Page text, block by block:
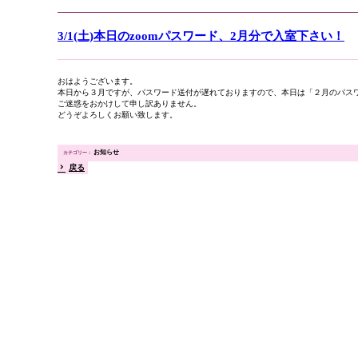
3/1(土)本日のzoomパスワード、2月分で入室下さい！
おはようございます。
本日から３月ですが、パスワード送付が遅れておりますので、本日は「２月のパス
ご迷惑をおかけして申し訳ありません。
どうぞよろしくお願い致します。
お知らせ
戻る